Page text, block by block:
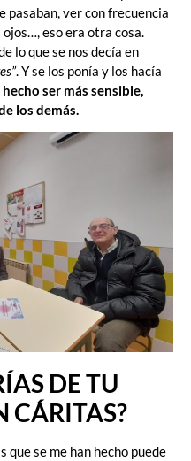
pasaban, ver con frecuencia
eso era otra cosa.
lo que se nos decía en
. Y se los ponía y los hacía
ser más sensible,
los demás.
DE TU
CÁRITAS?
que se me han hecho puede